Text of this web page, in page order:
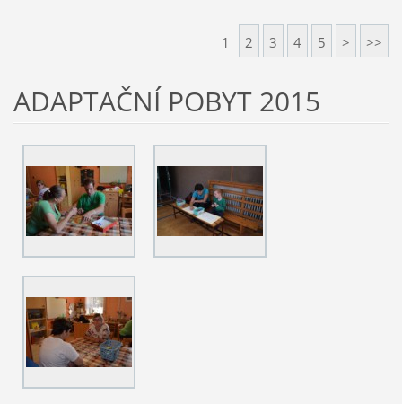
1 2 3 4 5 > >>
ADAPTAČNÍ POBYT 2015